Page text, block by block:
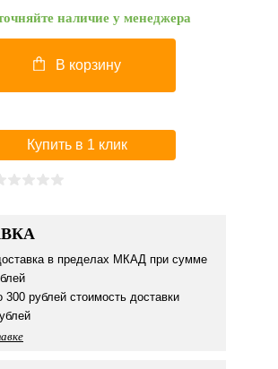
наличие у менеджера
В корзину
Купить в 1 клик
в пределах МКАД при сумме
300 рублей стоимость доставки